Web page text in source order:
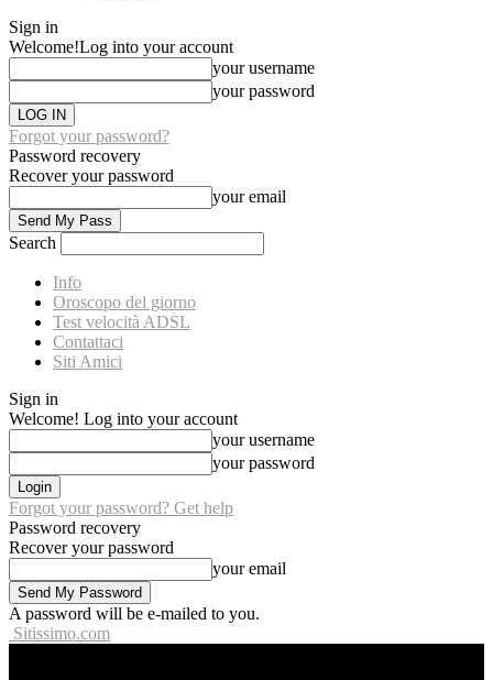
Sign in
Welcome!Log into your account
your username
your password
Forgot your password?
Password recovery
Recover your password
your email
Search
Info
Oroscopo del giorno
Test velocità ADSL
Contattaci
Siti Amici
Sign in
Welcome! Log into your account
your username
your password
Forgot your password? Get help
Password recovery
Recover your password
your email
A password will be e-mailed to you.
Sitissimo.com